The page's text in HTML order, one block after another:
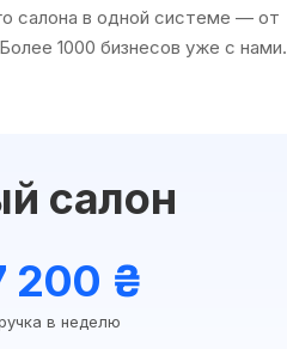
салона в одной системе — от
1000 бизнесов уже с нами.
салон
200 ₴
в неделю